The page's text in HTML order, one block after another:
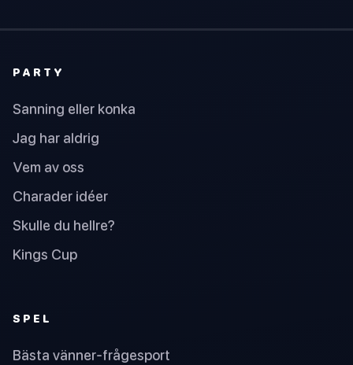
PARTY
Sanning eller konka
Jag har aldrig
Vem av oss
Charader idéer
Skulle du hellre?
Kings Cup
SPEL
Bästa vänner-frågesport